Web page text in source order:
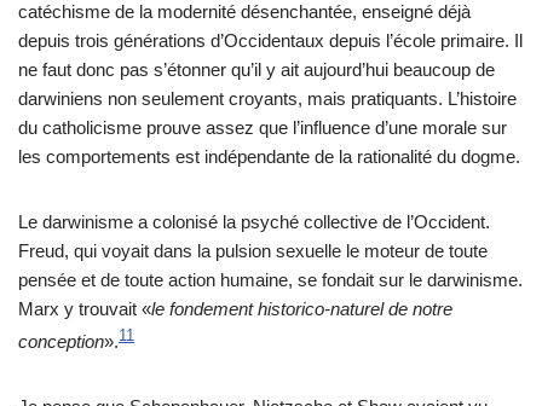
catéchisme de la modernité désenchantée, enseigné déjà
depuis trois générations d’Occidentaux depuis l’école primaire. Il
ne faut donc pas s’étonner qu’il y ait aujourd’hui beaucoup de
darwiniens non seulement croyants, mais pratiquants. L’histoire
du catholicisme prouve assez que l’influence d’une morale sur
les comportements est indépendante de la rationalité du dogme.
Le darwinisme a colonisé la psyché collective de l’Occident.
Freud, qui voyait dans la pulsion sexuelle le moteur de toute
pensée et de toute action humaine, se fondait sur le darwinisme.
Marx y trouvait «le fondement historico-naturel de notre
conception».11